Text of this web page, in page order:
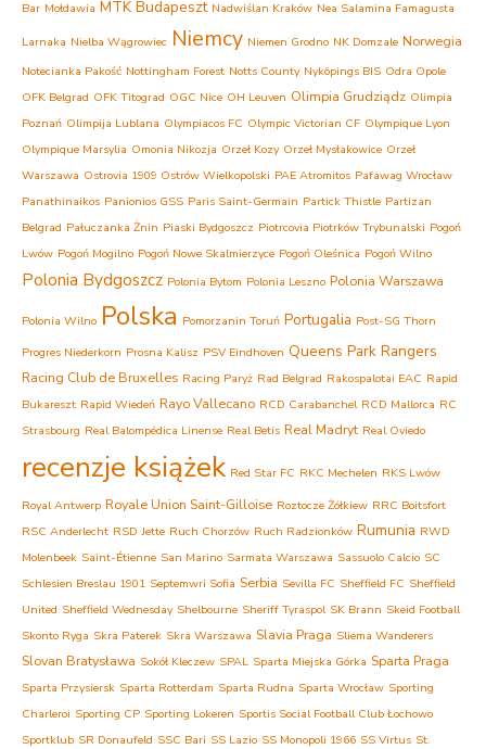
Bar Mołdawia MTK Budapeszt Nadwiślan Kraków Nea Salamina Famagusta
Larnaka Nielba Wągrowiec Niemcy Niemen Grodno NK Domzale Norwegia
Notecianka Pakość Nottingham Forest Notts County Nyköpings BIS Odra Opole
OFK Belgrad OFK Titograd OGC Nice OH Leuven Olimpia Grudziądz Olimpia
Poznań Olimpija Lublana Olympiacos FC Olympic Victorian CF Olympique Lyon
Olympique Marsylia Omonia Nikozja Orzeł Kozy Orzeł Mysłakowice Orzeł
Warszawa Ostrovia 1909 Ostrów Wielkopolski PAE Atromitos Pafawag Wrocław
Panathinaikos Panionios GSS Paris Saint-Germain Partick Thistle Partizan
Belgrad Pałuczanka Żnin Piaski Bydgoszcz Piotrcovia Piotrków Trybunalski Pogoń
Lwów Pogoń Mogilno Pogoń Nowe Skalmierzyce Pogoń Oleśnica Pogoń Wilno
Polonia Bydgoszcz Polonia Bytom Polonia Leszno Polonia Warszawa
Polonia Wilno Polska Pomorzanin Toruń Portugalia Post-SG Thorn
Progres Niederkorn Prosna Kalisz PSV Eindhoven Queens Park Rangers
Racing Club de Bruxelles Racing Paryż Rad Belgrad Rakospalotai EAC Rapid
Bukareszt Rapid Wiedeń Rayo Vallecano RCD Carabanchel RCD Mallorca RC
Strasbourg Real Balompédica Linense Real Betis Real Madryt Real Oviedo
recenzje książek Red Star FC RKC Mechelen RKS Lwów
Royal Antwerp Royale Union Saint-Gilloise Roztocze Żółkiew RRC Boitsfort
RSC Anderlecht RSD Jette Ruch Chorzów Ruch Radzionków Rumunia RWD
Molenbeek Saint-Étienne San Marino Sarmata Warszawa Sassuolo Calcio SC
Schlesien Breslau 1901 Septemwri Sofia Serbia Sevilla FC Sheffield FC Sheffield
United Sheffield Wednesday Shelbourne Sheriff Tyraspol SK Brann Skeid Football
Skonto Ryga Skra Paterek Skra Warszawa Slavia Praga Sliema Wanderers
Slovan Bratysława Sokół Kleczew SPAL Sparta Miejska Górka Sparta Praga
Sparta Przysiersk Sparta Rotterdam Sparta Rudna Sparta Wrocław Sporting
Charleroi Sporting CP Sporting Lokeren Sportis Social Football Club Łochowo
Sportklub SR Donaufeld SSC Bari SS Lazio SS Monopoli 1966 SS Virtus St.